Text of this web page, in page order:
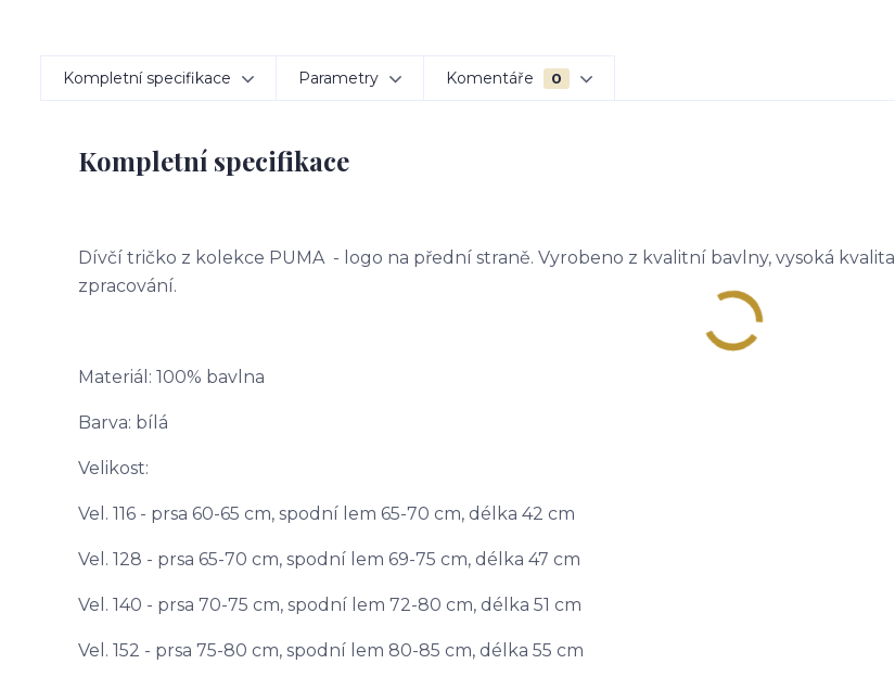
Kompletní specifikace Parametry Komentáře 0
Kompletní specifikace
Dívčí tričko z kolekce PUMA - logo na přední straně. Vyrobeno z kvalitní bavlny, vysoká kvalita
zpracování.
Materiál: 100% bavlna
Barva: bílá
Velikost:
Vel. 116 - prsa 60-65 cm, spodní lem 65-70 cm, délka 42 cm
Vel. 128 - prsa 65-70 cm, spodní lem 69-75 cm, délka 47 cm
Vel. 140 - prsa 70-75 cm, spodní lem 72-80 cm, délka 51 cm
Vel. 152 - prsa 75-80 cm, spodní lem 80-85 cm, délka 55 cm